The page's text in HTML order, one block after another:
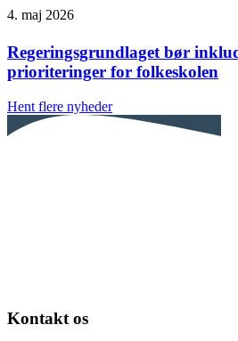
4. maj 2026
Regeringsgrundlaget bør
prioriteringer for folkeskolen
Hent flere nyheder
Kontakt os